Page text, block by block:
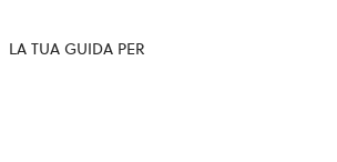
LA TUA GUIDA PER